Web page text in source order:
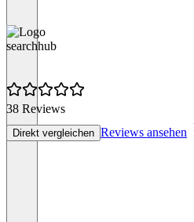
searchhub
38 Reviews
Direkt vergleichen Reviews ansehen